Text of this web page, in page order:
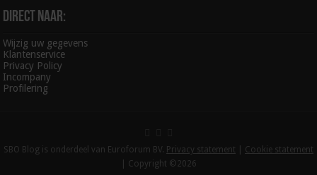
Direct naar:
Wijzig uw gegevens
Klantenservice
Privacy Policy
Incompany
Profilering
SBO Blog is onderdeel van Euroforum BV. Privacy statement
Cookie statement
| Copyright ©2026